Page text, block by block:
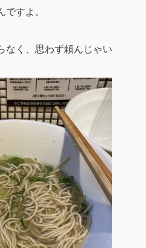
ですよ。
なく、思わず頼んじゃい